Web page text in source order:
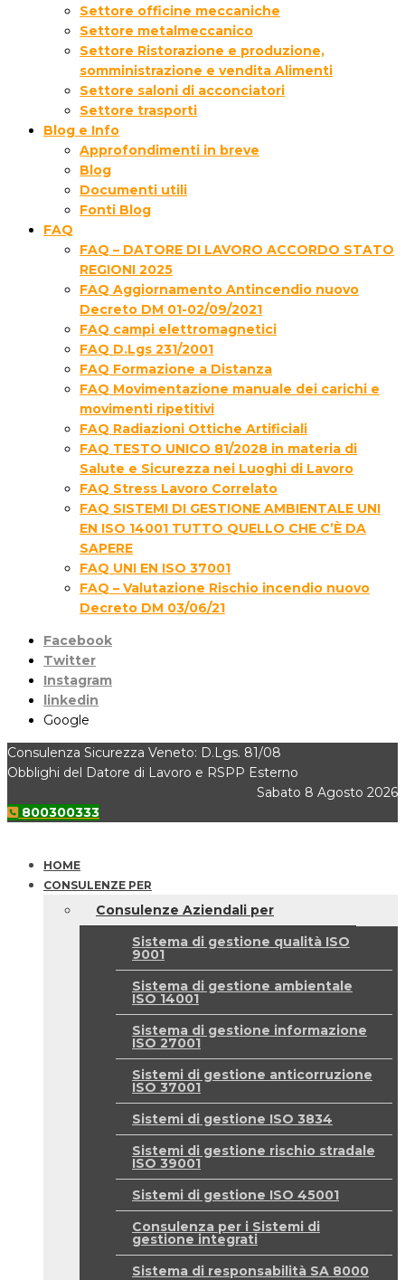
Settore officine meccaniche
Settore metalmeccanico
Settore Ristorazione e produzione,
somministrazione e vendita Alimenti
Settore saloni di acconciatori
Settore trasporti
Blog e Info
Approfondimenti in breve
Blog
Documenti utili
Fonti Blog
FAQ
FAQ – DATORE DI LAVORO ACCORDO STATO
REGIONI 2025
FAQ Aggiornamento Antincendio nuovo
Decreto DM 01-02/09/2021
FAQ campi elettromagnetici
FAQ D.Lgs 231/2001
FAQ Formazione a Distanza
FAQ Movimentazione manuale dei carichi e
movimenti ripetitivi
FAQ Radiazioni Ottiche Artificiali
FAQ TESTO UNICO 81/2028 in materia di
Salute e Sicurezza nei Luoghi di Lavoro
FAQ Stress Lavoro Correlato
FAQ SISTEMI DI GESTIONE AMBIENTALE UNI
EN ISO 14001 TUTTO QUELLO CHE C’È DA
SAPERE
FAQ UNI EN ISO 37001
FAQ – Valutazione Rischio incendio nuovo
Decreto DM 03/06/21
Facebook
Twitter
Instagram
linkedin
Google
Consulenza Sicurezza Veneto: D.Lgs. 81/08
Obblighi del Datore di Lavoro e RSPP Esterno
Sabato 8 Agosto 2026
800300333
HOME
CONSULENZE PER
Consulenze Aziendali per
Sistema di gestione qualità ISO
9001
Sistema di gestione ambientale
ISO 14001
Sistema di gestione informazione
ISO 27001
Sistemi di gestione anticorruzione
ISO 37001
Sistemi di gestione ISO 3834
Sistemi di gestione rischio stradale
ISO 39001
Sistemi di gestione ISO 45001
Consulenza per i Sistemi di
gestione integrati
Sistema di responsabilità SA 8000